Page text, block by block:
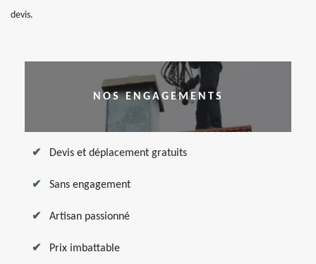
devis.
NOS ENGAGEMENTS
Devis et déplacement gratuits
Sans engagement
Artisan passionné
Prix imbattable